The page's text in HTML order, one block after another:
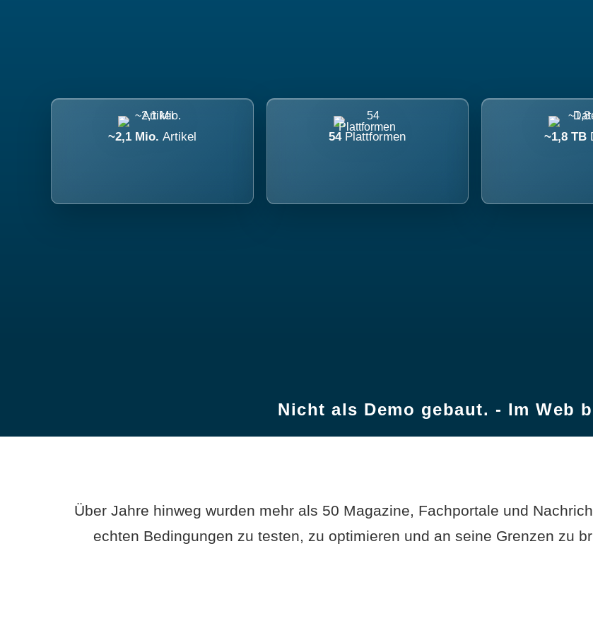
~2,1 Mio. Artikel 54 Plattformen ~1,8 TB
Nicht als Demo gebaut. - Im Web
Über Jahre hinweg wurden mehr als 50 Magazine, Fachportale und
echten Bedingungen zu testen, zu optimieren und an seine Grenzen zu